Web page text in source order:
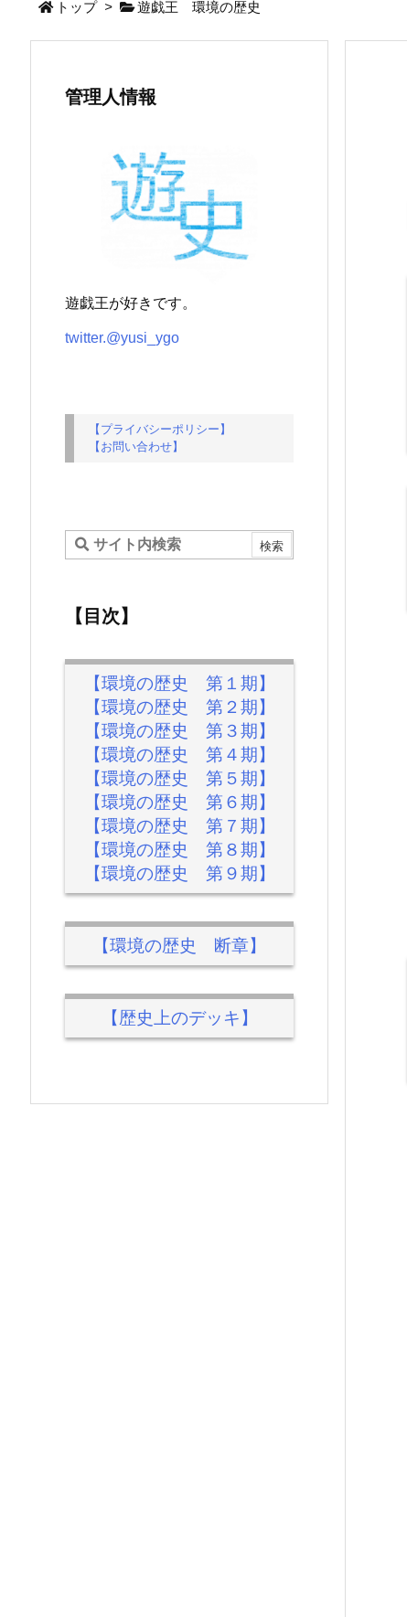
トップ > 遊戯王 環境の歴史
管理人情報
遊戯王が好きです。
twitter.@yusi_ygo
【プライバシーポリシー】
【お問い合わせ】
【目次】
【環境の歴史 第１期】
【環境の歴史 第２期】
【環境の歴史 第３期】
【環境の歴史 第４期】
【環境の歴史 第５期】
【環境の歴史 第６期】
【環境の歴史 第７期】
【環境の歴史 第８期】
【環境の歴史 第９期】
【環境の歴史 断章】
【歴史上のデッキ】